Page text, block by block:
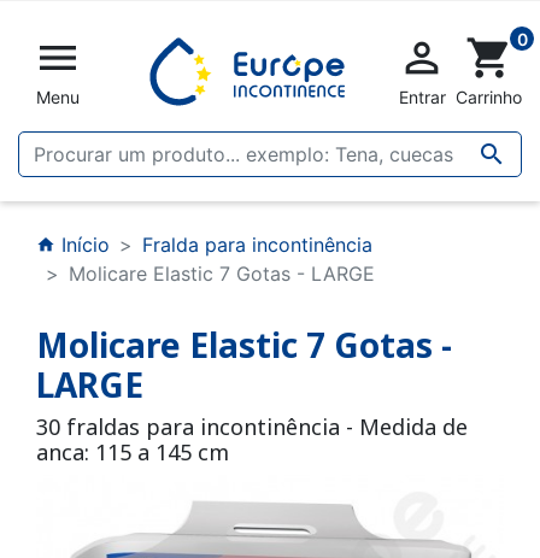

Menu


Entrar
shopping_cart 0
Carrinho
home Início
Fralda para incontinência
Molicare Elastic 7 Gotas - LARGE
Molicare Elastic 7 Gotas -
LARGE
30 fraldas para incontinência - Medida de
anca: 115 a 145 cm